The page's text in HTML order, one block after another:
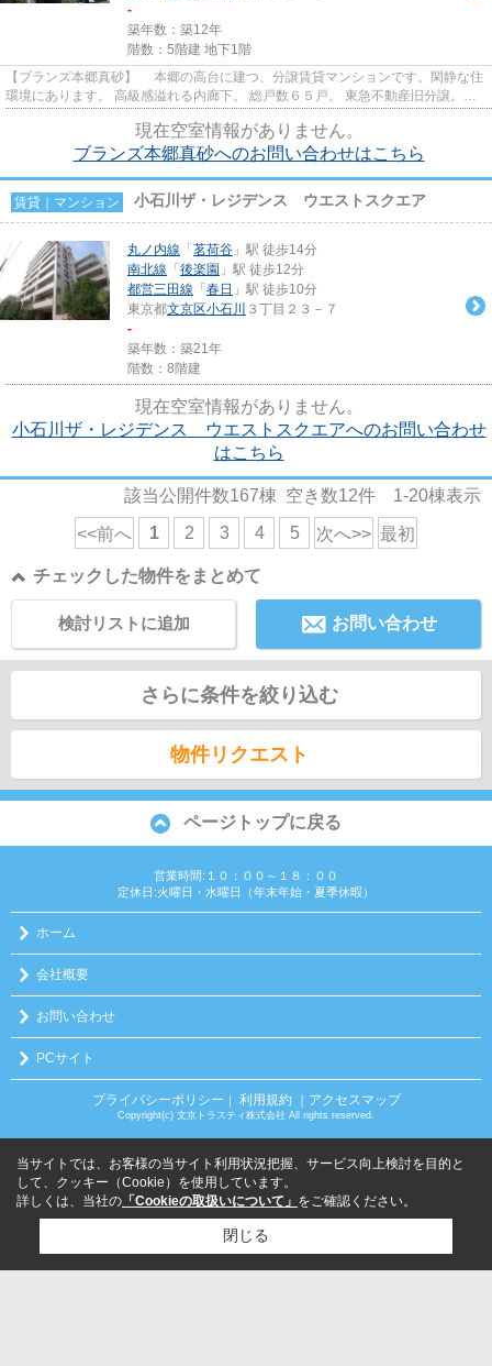
-
築年数：築12年
階数：5階建 地下1階
【ブランズ本郷真砂】 本郷の高台に建つ、分譲賃貸マンションです。閑静な住
環境にあります。 高級感溢れる内廊下。 総戸数６５戸。 東急不動産旧分譲。施
現在空室情報がありません。
ブランズ本郷真砂へのお問い合わせはこちら
賃貸｜マンション 小石川ザ・レジデンス ウエストスクエア
丸ノ内線 「 茗荷谷 」駅 徒歩14分
南北線 「 後楽園 」駅 徒歩12分
都営三田線 「 春日 」駅 徒歩10分
東京都文京区小石川 ３丁目２３－７
-
築年数：築21年
階数：8階建
現在空室情報がありません。
小石川ザ・レジデンス ウエストスクエアへのお問い合わせ
はこちら
該当公開件数167棟 空き数12件 1-20棟表示
<<前へ 1 2 3 4 5 次へ>> 最初
チェックした物件をまとめて
お問い合わせ
検討リストに追加
さらに条件を絞り込む
物件リクエスト
ページトップに戻る
営業時間:１０：００～１８：００
定休日:火曜日・水曜日（年末年始・夏季休暇）
ホーム
会社概要
お問い合わせ
PCサイト
プライバシーポリシー ｜ 利用規約 ｜アクセスマップ
Copyright(c) 文京トラスティ株式会社 All rights reserved.
当サイトでは、お客様の当サイト利用状況把握、サービス向上検討を目的と
して、クッキー（Cookie）を使用しています。
詳しくは、当社の 「Cookieの取扱いについて」 をご確認ください。
閉じる